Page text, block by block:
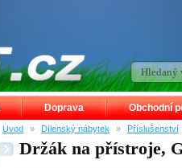
Úvod » Dílenský nábytek » Příslušenství
Držák na přístroje,
Doprava Obchodní